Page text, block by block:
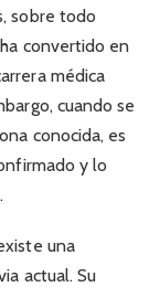
sobre todo
convertido en
médica
cuando se
conocida, es
y lo
una
actual. Su